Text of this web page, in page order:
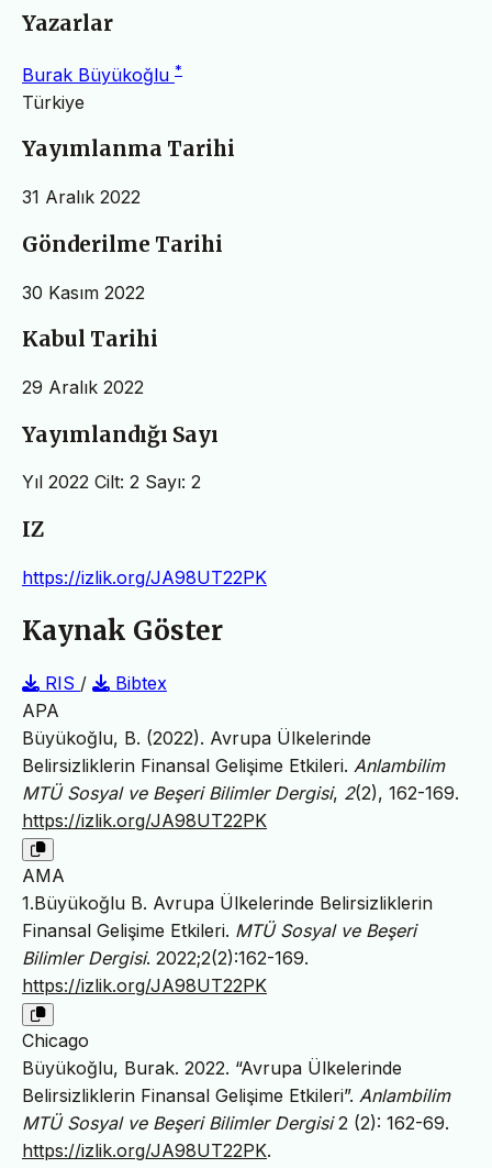
Yazarlar
Burak Büyükoğlu *
Türkiye
Yayımlanma Tarihi
31 Aralık 2022
Gönderilme Tarihi
30 Kasım 2022
Kabul Tarihi
29 Aralık 2022
Yayımlandığı Sayı
Yıl 2022 Cilt: 2 Sayı: 2
IZ
https://izlik.org/JA98UT22PK
Kaynak Göster
RIS /
Bibtex
APA
Büyükoğlu, B. (2022). Avrupa Ülkelerinde
Belirsizliklerin Finansal Gelişime Etkileri. Anlambilim
MTÜ Sosyal ve Beşeri Bilimler Dergisi, 2(2), 162-169.
https://izlik.org/JA98UT22PK
AMA
1.Büyükoğlu B. Avrupa Ülkelerinde Belirsizliklerin
Finansal Gelişime Etkileri. MTÜ Sosyal ve Beşeri
Bilimler Dergisi. 2022;2(2):162-169.
https://izlik.org/JA98UT22PK
Chicago
Büyükoğlu, Burak. 2022. “Avrupa Ülkelerinde
Belirsizliklerin Finansal Gelişime Etkileri”. Anlambilim
MTÜ Sosyal ve Beşeri Bilimler Dergisi2 (2): 162-69.
https://izlik.org/JA98UT22PK.